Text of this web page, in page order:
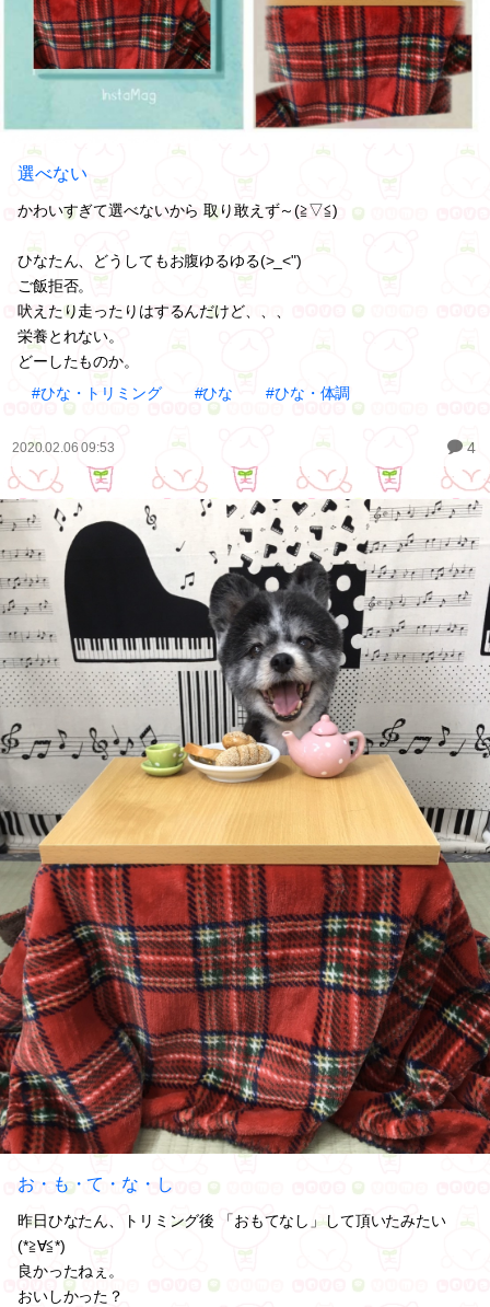
選べない
かわいすぎて選べないから 取り敢えず～(≧▽≦)
ひなたん、どうしてもお腹ゆるゆる(>_<")
ご飯拒否。
吠えたり走ったりはするんだけど、、、
栄養とれない。
どーしたものか。
#ひな・トリミング
#ひな #ひな・体調
2020.02.06 09:53 4
お・も・て・な・し
昨日ひなたん、トリミング後 「おもてなし」して頂いたみたい
(*≧∀≦*)
良かったねぇ。
おいしかった？